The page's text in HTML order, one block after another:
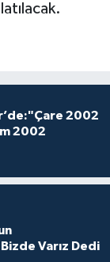
2002
2002
Varız Dedi